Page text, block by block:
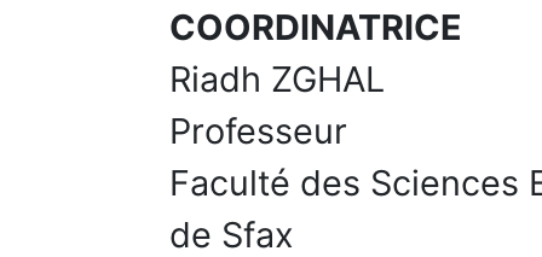
COORDINATRICE
Riadh ZGHAL
Professeur
Faculté des Sciences
de Sfax